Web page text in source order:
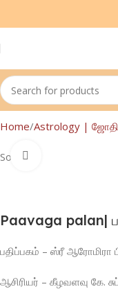
Home Astrology |
Sold out
Paavaga palan|
பதிப்பகம் – ஸ்ரீ ஆரோமிரா
ஆசிரியர் – கீழவளவு கே.